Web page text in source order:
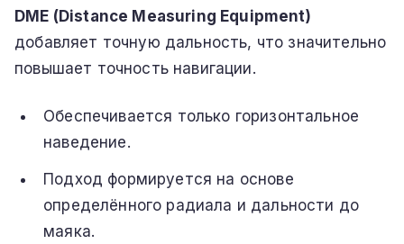
DME (Distance Measuring Equipment)
добавляет точную дальность, что значительно
повышает точность навигации.
Обеспечивается только горизонтальное
наведение.
Подход формируется на основе
определённого радиала и дальности до
маяка.